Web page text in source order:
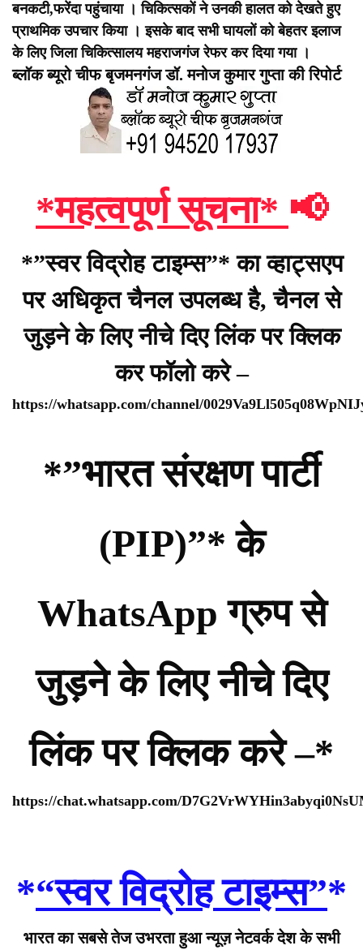
बनकटी,फरेंदा पहुंचाया । चिकित्सकों ने उनकी हालत को देखते हुए
प्राथमिक उपचार किया । इसके बाद सभी घायलों को बेहतर इलाज
के लिए जिला चिकित्सालय महराजगंज रेफर कर दिया गया ।
ब्लॉक ब्यूरो चीफ बृजमनगंज डॉ. मनोज कुमार गुप्ता की रिपोर्ट
*महत्वपूर्ण सूचना* 📢
*”स्वर विद्रोह टाइम्स”* का व्हाट्सएप
पर अधिकृत चैनल उपलब्ध है, चैनल से
जुड़ने के लिए नीचे दिए लिंक पर क्लिक
कर फॉलो करे –
https://whatsapp.com/channel/
*”भारत संरक्षण पार्टी
(PIP)”* के
WhatsApp ग्रुप से
जुड़ने के लिए नीचे दिए
लिंक पर क्लिक करे –*
https://chat.whatsapp.com/
*“स्वर विद्रोह टाइम्स”*
भारत का सबसे तेज उभरता हुआ न्यूज़ नेटवर्क देश के सभी